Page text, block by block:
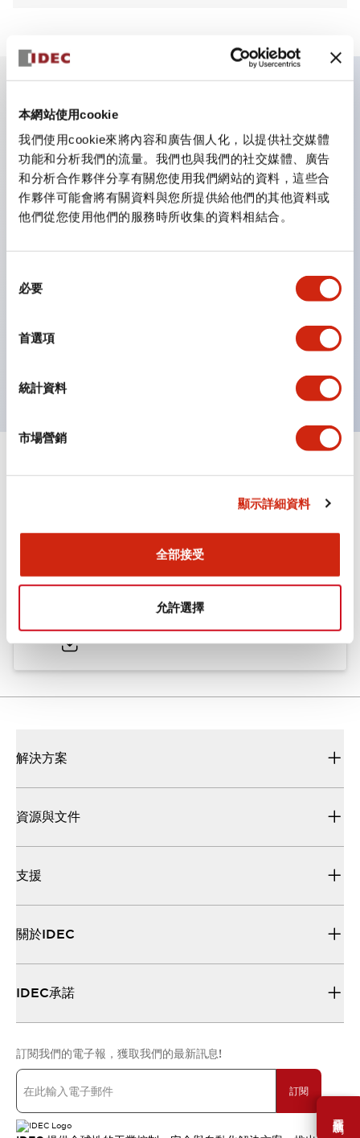
本網站使用cookie
我們使用cookie來將內容和廣告個人化，以提供社交媒體
功能和分析我們的流量。我們也與我們的社交媒體、廣告
和分析合作夥伴分享有關您使用我們網站的資料，這些合
作夥伴可能會將有關資料與您所提供給他們的其他資料或
他們從您使用他們的服務時所收集的資料相結合。
必要
首選項
統計資料
市場營銷
顯示詳細資料
全部接受
允許選擇
需要幫助嗎？
主要特點
CS型凸輪開關是方便用於設備的開關和切換，適用範圍廣
泛的操作開關器。
提供72種標準迴路
透過6種形式與接點模組段數的組合，可實現各種接點構
造。
配備可確認接點狀態的指示燈，並提供手柄操作型、鑰匙
手柄可從6種中選擇
文件和檔案
型錄和宣傳手冊 CAD檔 認證與標準
ø25/30 系列 CS型 凸輪開關
793.91KB
解決方案
資源與文件
支援
關於IDEC
IDEC承諾
訂閱我們的電子報，獲取我們的最新訊息!
訂閱